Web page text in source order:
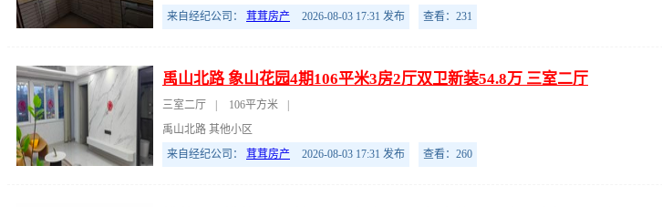
来自经纪公司： 茸茸房产 2026-08-03 17:31 发布 查看：231
禹山北路 象山花园4期106平米3房2厅双卫新装54.8万 三室二厅
三室二厅 106平方米
禹山北路 其他小区
来自经纪公司： 茸茸房产 2026-08-03 17:31 发布 查看：260